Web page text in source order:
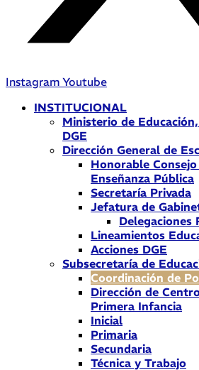
Instagram Youtube
INSTITUCIONAL
Ministerio de
DGE
Dirección General de
Honorable
Enseñanza Pública
Secretaría Privada
Jefatura de
Delegaciones
Lineamientos
Acciones DGE
Subsecretaría de
Coordinación de
Dirección de
Primera Infancia
Inicial
Primaria
Secundaria
Técnica y Trabajo